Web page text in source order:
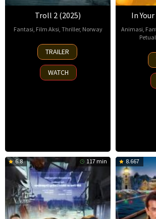
Troll 2 (2025)
Fantasi Film Aksi Thriller, Norway
30
Nov
2025
Marcell
Bajor,
Roar
Uthaug
TRAILER
WATCH
In
Animasi
6.8 117 min 8.667